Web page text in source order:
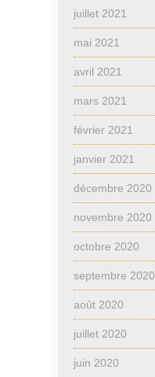
juillet 2021
mai 2021
avril 2021
mars 2021
février 2021
janvier 2021
décembre 2020
novembre 2020
octobre 2020
septembre 2020
août 2020
juillet 2020
juin 2020